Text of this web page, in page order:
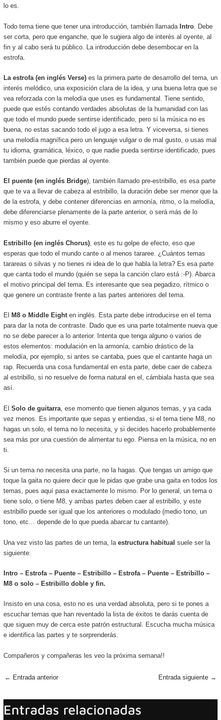
lo es.
Todo tema tiene que tener una introducción, también llamada Intro. Debe
ser corta, pero que enganche, que le sugiera algo de interés al oyente, al
fin y al cabo será tu público. La introducción debe desembocar en la
estrofa.
La estrofa (en inglés Verse)es la primera parte de desarrollo del tema, un
interés melódico, una exposición clara de la idea, y una buena letra que se
vea reforzada con la melodía que uses es fundamental. Tiene sentido,
puede que estés contando verdades absolutas de la humanidad con las
que todo el mundo puede sentirse identificado, pero si la música no es
buena, no estas sacando todo el jugo a esa letra. Y viceversa, si tienes
una melodía magnífica pero un lenguaje vulgar o de mal gusto, o usas mal
tu idioma, gramática, léxico, o que nadie pueda sentirse identificado, pues
también puede que pierdas al oyente.
El puente (en inglés Bridge), también llamado pre-estribillo, es esa parte
que te va a llevar de cabeza al estribillo, la duración debe ser menor que la
de la estrofa, y debe contener diferencias en armonía, ritmo, o la melodía,
debe diferenciarse plenamente de la parte anterior, o será más de lo
mismo y eso aburre el oyente.
Estribillo (en inglés Chorus), este es tu golpe de efecto, eso que
esperas que todo el mundo cante o al menos tararee. ¿Cuántos temas
tarareas o silvas y no tienes ni idea de lo que habla la letra? Es esa parte
que canta todo el mundo (quién se sepa la canción claro está :-P). Abarca
el motivo principal del tema. Es interesante que sea pegadizo, rítmico o
que genere un contraste frente a las partes anteriores del tema.
El M8 o Middle Eighten inglés. Esta parte debe introducirse en el tema
para dar la nota de contraste. Dado que es una parte totalmente nueva que
no se debe parecer a lo anterior. Intenta que tenga alguno o varios de
estos elementos: modulación en la armonía, cambio drástico de la
melodía, por ejemplo, si antes se cantaba, pues que el cantante haga un
rap. Recuerda una cosa fundamental en esta parte, debe caer de cabeza
al estribillo, si no resuelve de forma natural en el, cámbiala hasta que sea
así.
El Solo de guitarra, ese momento que tienen algunos temas, y ya cada
vez menos. Es importante que sepas y entiendas, si el tema tiene M8, no
hagas un solo, el tema no lo necesita, y si decides hacerlo probablemente
sea más por una cuestión de alimentar tu ego. Piensa en la música, no en
ti.
Si un tema no necesita una parte, no la hagas. Que tengas un amigo que
toque la gaita no quiere decir que le pidas que grabe una gaita en todos los
temas, pues aquí pasa exactamente lo mismo. Por lo general, un tema o
tiene solo, o tiene M8, y ambas partes deben caer al estribillo, y este
estribillo puede ser igual que los anteriores o modulado (medio tono, un
tono, etc… depende de lo que pueda abarcar tu cantante).
Una vez visto las partes de un tema, la estructura habitual suele ser la
siguiente:
Intro – Estrofa – Puente – Estribillo – Estrofa – Puente – Estribillo –
M8 o solo – Estribillo doble y fin.
Insisto en una cosa, esto no es una verdad absoluta, pero si te pones a
escuchar temas que han reventado la lista de éxitos te darás cuenta de
que siguen muy de cerca este patrón estructural. Escucha mucha música
e identifica las partes y te sorprenderás.
Compañeros y compañeras les veo la próxima semana!!
← Entrada anterior Entrada siguiente →
Entradas relacionadas